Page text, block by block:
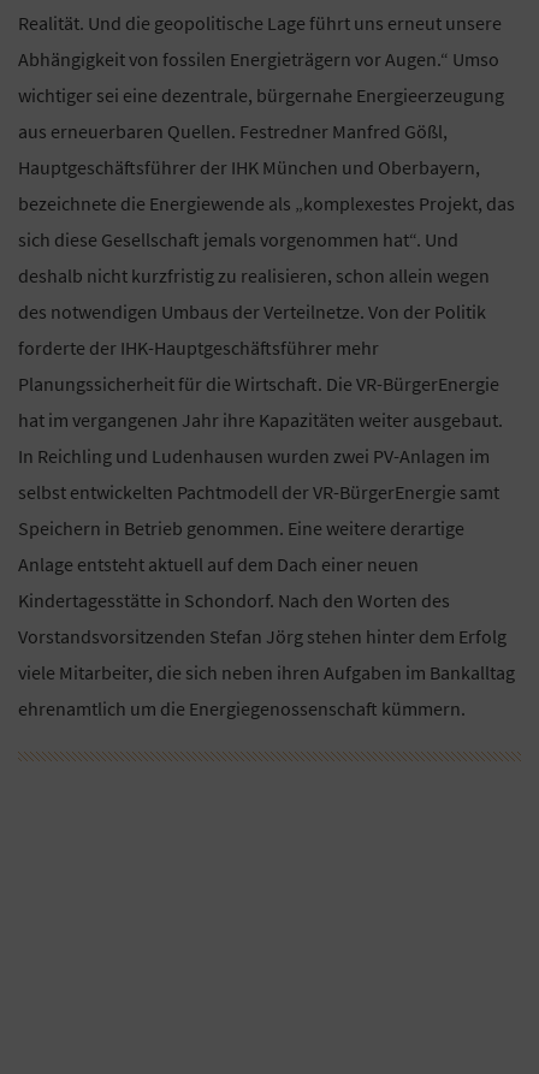
Realität. Und die geopolitische Lage führt uns erneut unsere
Abhängigkeit von fossilen Energieträgern vor Augen.“ Umso
wichtiger sei eine dezentrale, bürgernahe Energieerzeugung
aus erneuerbaren Quellen. Festredner Manfred Gößl,
Hauptgeschäftsführer der IHK München und Oberbayern,
bezeichnete die Energiewende als „komplexestes Projekt, das
sich diese Gesellschaft jemals vorgenommen hat“. Und
deshalb nicht kurzfristig zu realisieren, schon allein wegen
des notwendigen Umbaus der Verteilnetze. Von der Politik
forderte der IHK-Hauptgeschäftsführer mehr
Planungssicherheit für die Wirtschaft. Die VR-BürgerEnergie
hat im vergangenen Jahr ihre Kapazitäten weiter ausgebaut.
In Reichling und Ludenhausen wurden zwei PV-Anlagen im
selbst entwickelten Pachtmodell der VR-BürgerEnergie samt
Speichern in Betrieb genommen. Eine weitere derartige
Anlage entsteht aktuell auf dem Dach einer neuen
Kindertagesstätte in Schondorf. Nach den Worten des
Vorstandsvorsitzenden Stefan Jörg stehen hinter dem Erfolg
viele Mitarbeiter, die sich neben ihren Aufgaben im Bankalltag
ehrenamtlich um die Energiegenossenschaft kümmern.